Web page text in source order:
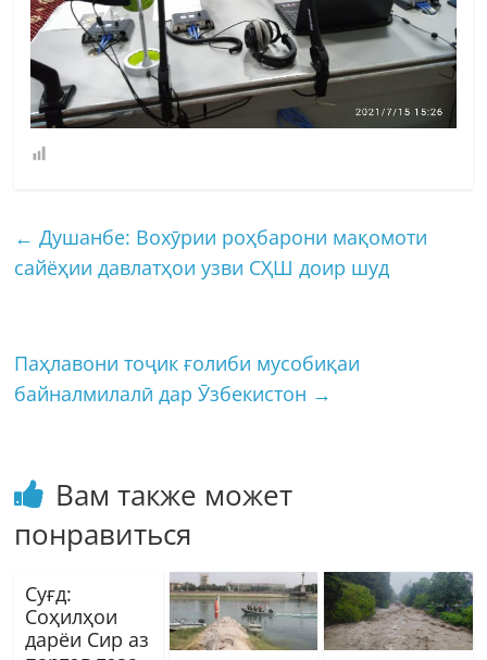
← Душанбе: Вохӯрии роҳбарони мақомоти
сайёҳии давлатҳои узви СҲШ доир шуд
Паҳлавони тоҷик ғолиби мусобиқаи
байналмилалӣ дар Ӯзбекистон →
Вам также может
понравиться
Суғд:
Соҳилҳои
дарёи Сир аз